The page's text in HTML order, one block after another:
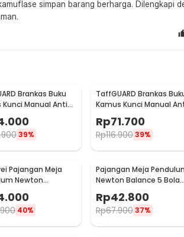
simpan barang berharga. Dilengkapi
Brankas Buku
Kunci Manual Anti
Hidden Safe Box
KB-10L
39%
TaffGUARD Brankas
Kamus Kunci Manual
Besar - KB-10L
Rp71.700
Rp116.900 39%
Pajangan Meja
Newton
Model Ferris
ZPW
40%
Pajangan Meja
Newton Balance 5 Bola
Model Arched M - ZY02
Rp42.800
Rp67.900 37%